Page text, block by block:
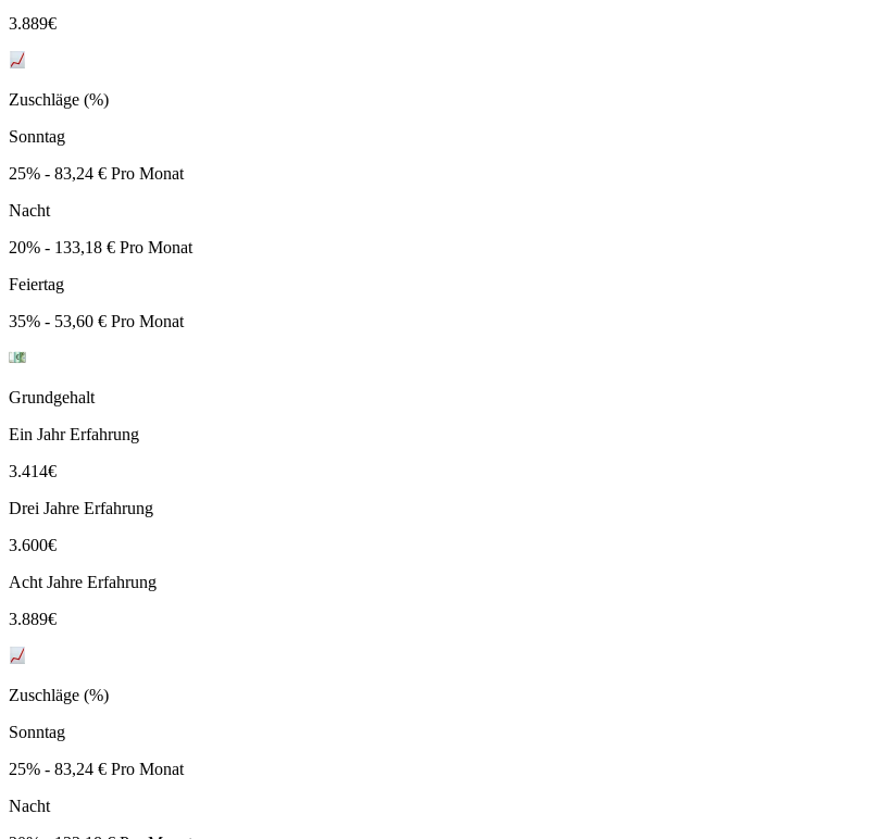
3.889€
Zuschläge (%)
Sonntag
25% - 83,24 € Pro Monat
Nacht
20% - 133,18 € Pro Monat
Feiertag
35% - 53,60 € Pro Monat
Grundgehalt
Ein Jahr Erfahrung
3.414€
Drei Jahre Erfahrung
3.600€
Acht Jahre Erfahrung
3.889€
Zuschläge (%)
Sonntag
25% - 83,24 € Pro Monat
Nacht